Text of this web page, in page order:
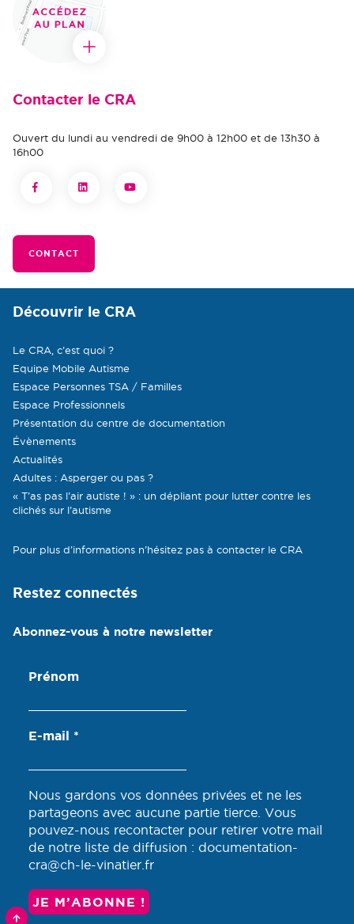
Contacter le CRA
Ouvert du lundi au vendredi de 9h00 à 12h00 et de 13h30 à
16h00
CONTACT
Découvrir le CRA
Le CRA, c’est quoi ?
Equipe Mobile Autisme
Espace Personnes TSA / Familles
Espace Professionnels
Présentation du centre de documentation
Évènements
Actualités
Adultes : Asperger ou pas ?
« T’as pas l’air autiste ! » : un dépliant pour lutter contre les
clichés sur l’autisme
Pour plus d’informations n’hésitez pas à contacter le CRA
Restez connectés
Abonnez-vous à notre newsletter
Prénom
E-mail *
Nous gardons vos données privées et ne les
partageons avec aucune partie tierce. Vous
pouvez-nous recontacter pour retirer votre mail
de notre liste de diffusion : documentation-
cra@ch-le-vinatier.fr
RETOURNER